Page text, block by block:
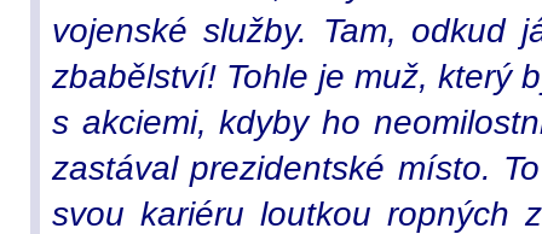
vojenské služby. Tam, odkud
zbabělství! Tohle je muž, který
s akciemi, kdyby ho
zastával prezidentské místo.
svou kariéru loutkou ropných